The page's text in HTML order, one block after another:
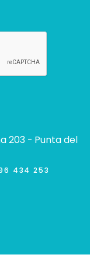
203 - Punta del
434 253